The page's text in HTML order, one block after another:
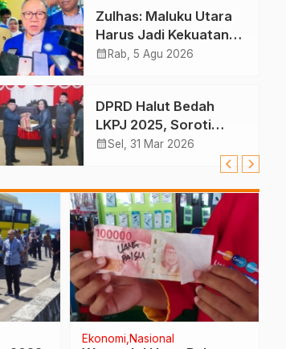
Zulhas: Maluku Utara
Harus Jadi Kekuatan
Perikanan
calendar_month Rab, 5 Agu 2026
DPRD Halut Bedah
LKPJ 2025, Soroti
Kinerja dan Defisit
calendar_monthSel, 31 Mar 2026
Ekonomi Nasional